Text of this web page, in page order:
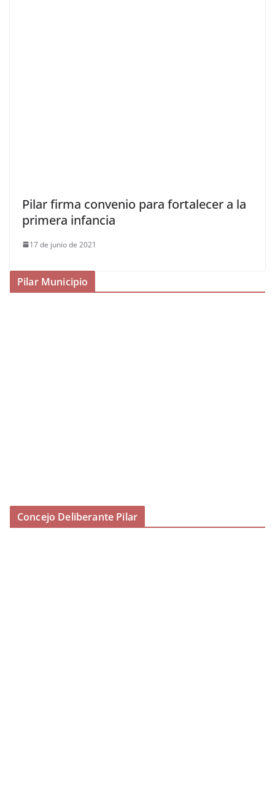
Pilar firma convenio para fortalecer a la
primera infancia
17 de junio de 2021
Pilar Municipio
Concejo Deliberante Pilar